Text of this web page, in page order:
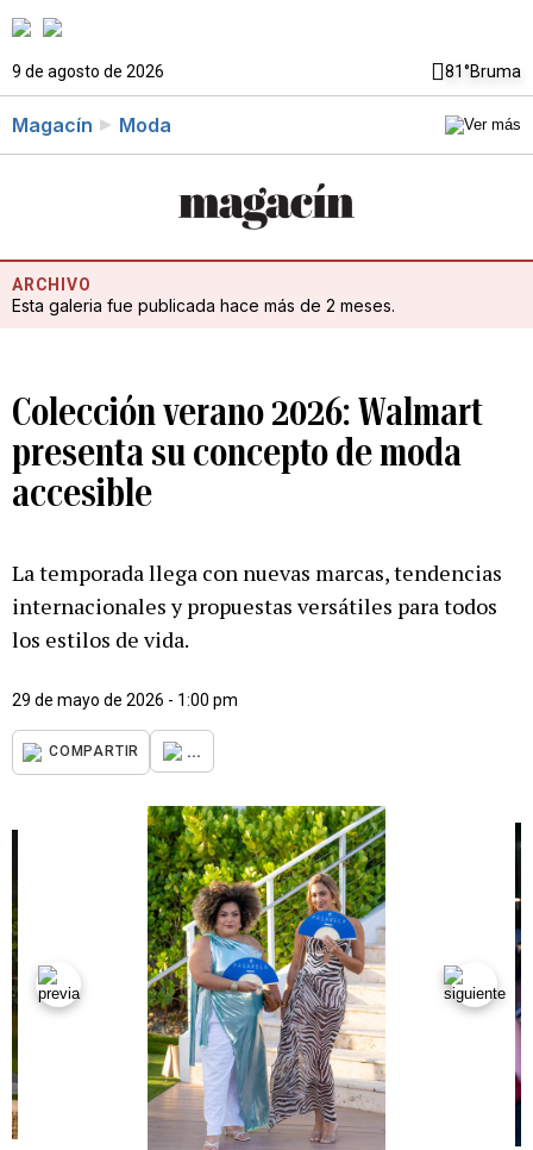
9 de agosto de 2026 81°Bruma
Magacín Moda
ARCHIVO
Esta galeria fue publicada hace más de 2 meses.
Colección verano 2026: Walmart
presenta su concepto de moda
accesible
La temporada llega con nuevas marcas, tendencias
internacionales y propuestas versátiles para todos
los estilos de vida.
29 de mayo de 2026 - 1:00 pm
COMPARTIR ...